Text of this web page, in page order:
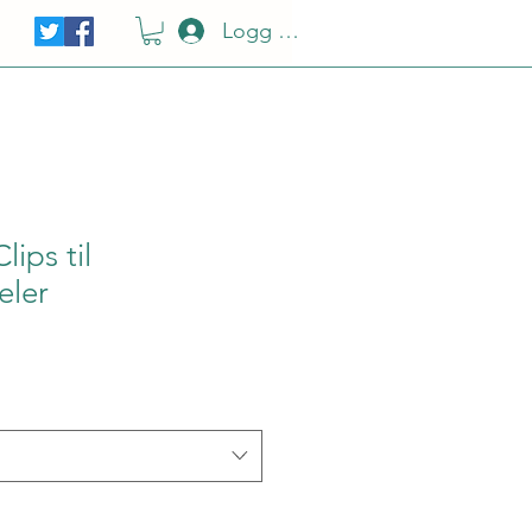
Logg Inn
til